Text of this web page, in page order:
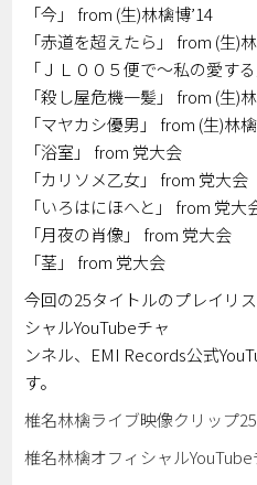
「今」 from (生)林檎博’14
「赤道を超えたら」 from (生)
「ＪＬ００５便で～私の愛す
「殺し屋危機一髪」 from (生)
「マヤカシ優男」 from (生)林
「浴室」 from 党大会
「カリソメ乙女」 from 党大会
「いろはにほへと」 from 党大
「月夜の肖像」 from 党大会
「茎」 from 党大会
今回の25タイトルのプレイリ
シャルYouTubeチャ
ンネル、EMI Records公式
す。
椎名林檎ライブ映像クリップ
椎名林檎オフィシャル